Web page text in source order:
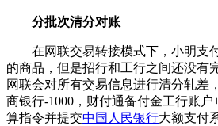
分批次清分对账
在网联交易转接模式下，小明支
的商品，但是招行和工行之间还没有
网联会对所有交易信息进行清分轧差
商银行-1000，财付通备付金工行账户
算指令并提交中国人民银行大额支付